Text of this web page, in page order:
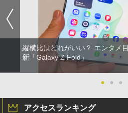
縦横比はどれがいい？ エンタメ
新「Galaxy Z Fold」
● ● ●
アクセスランキング